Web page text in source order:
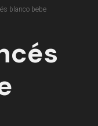
blanco bebe